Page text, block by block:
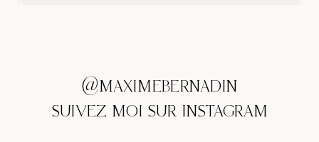
@MAXIMEBERNADIN
SUIVEZ MOI SUR INSTAGRAM